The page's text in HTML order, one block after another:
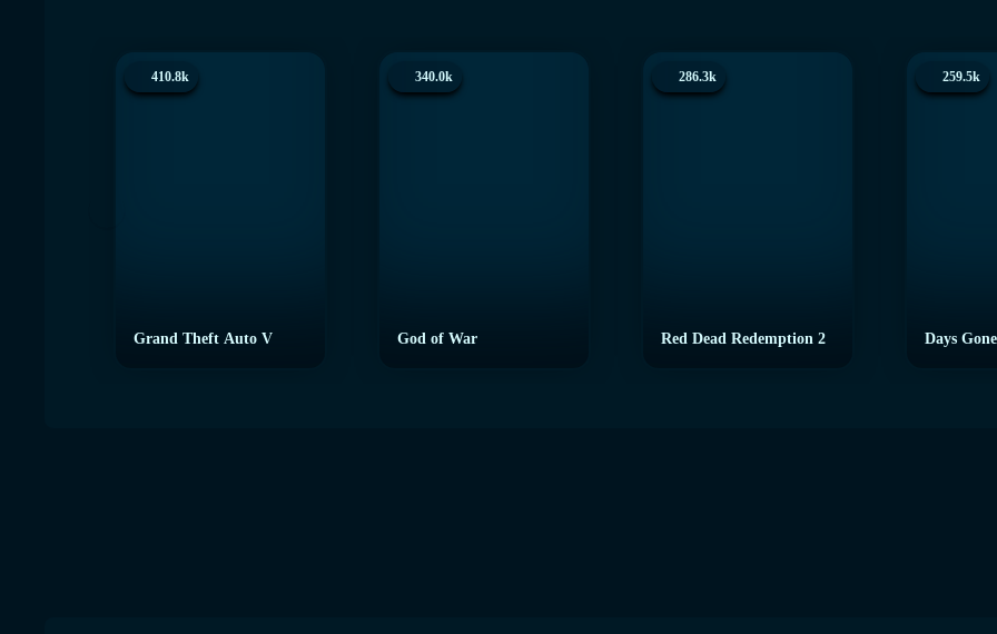
410.8k
Grand Theft Auto V
340.0k
God of War
286.3k
Red Dead Redemption 2
259.5k
Days